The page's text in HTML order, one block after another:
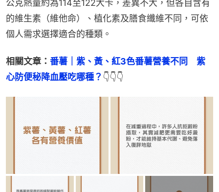
公克熱量約為114至122大卡，差異不大，但各自含有
的維生素（維他命）、植化素及膳食纖維不同，可依
個人需求選擇適合的種類。
相關文章： 番薯｜紫、黃、紅3色番薯營養不同　紫
心防便秘降血壓吃哪種？ 👇👇👇